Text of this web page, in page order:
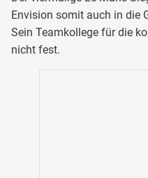
Envision somit auch in die
Sein Teamkollege für die
nicht fest.